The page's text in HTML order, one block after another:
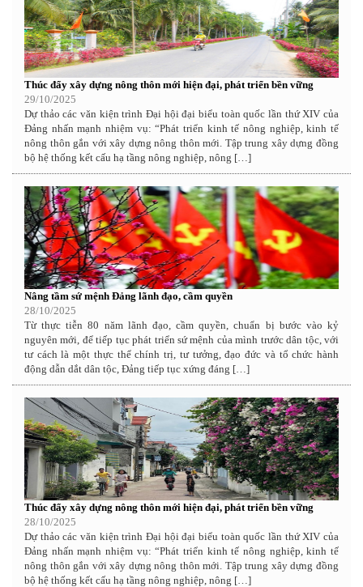
Thúc đẩy xây dựng nông thôn mới hiện đại, phát triển bền vững
29/10/2025
Dự thảo các văn kiện trình Đại hội đại biểu toàn quốc lần thứ XIV của
Đảng nhấn mạnh nhiệm vụ: “Phát triển kinh tế nông nghiệp, kinh tế
nông thôn gắn với xây dựng nông thôn mới. Tập trung xây dựng đồng
bộ hệ thống kết cấu hạ tầng nông nghiệp, nông […]
Nâng tầm sứ mệnh Đảng lãnh đạo, cầm quyền
28/10/2025
Từ thực tiễn 80 năm lãnh đạo, cầm quyền, chuẩn bị bước vào kỷ
nguyên mới, để tiếp tục phát triển sứ mệnh của mình trước dân tộc, với
tư cách là một thực thể chính trị, tư tưởng, đạo đức và tổ chức hành
động dẫn dắt dân tộc, Đảng tiếp tục xứng đáng […]
Thúc đẩy xây dựng nông thôn mới hiện đại, phát triển bền vững
28/10/2025
Dự thảo các văn kiện trình Đại hội đại biểu toàn quốc lần thứ XIV của
Đảng nhấn mạnh nhiệm vụ: “Phát triển kinh tế nông nghiệp, kinh tế
nông thôn gắn với xây dựng nông thôn mới. Tập trung xây dựng đồng
bộ hệ thống kết cấu hạ tầng nông nghiệp, nông […]